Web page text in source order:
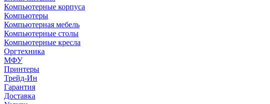
Компьютерные корпуса
Компьютеры
Компьютерная мебель
Компьютерные столы
Компьютерные кресла
Оргтехника
МФУ
Принтеры
Трейд-Ин
Гарантия
Доставка